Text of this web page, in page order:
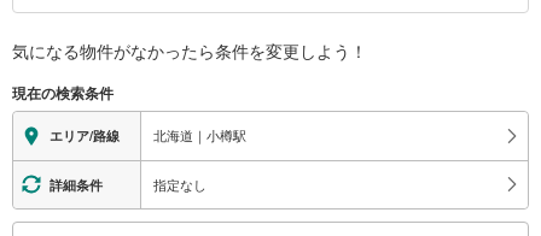
※段差なしでの移動経路
地上⇔改札：○
改札⇔ホーム：△（車椅子対応エスカレータ）
エスカレータ
・各ホーム⇔改札（※車椅子対応）
トイレ
気になる物件がなかったら条件を変更しよう！
現在の検索条件
エリア/路線 北海道｜小樽駅
詳細条件 指定なし